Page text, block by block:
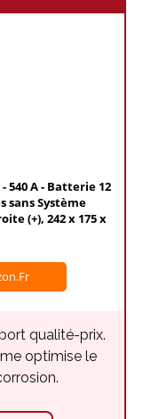
540 A - Batterie 12
sans Système
(+), 242 x 175 x
qualité-prix.
optimise le